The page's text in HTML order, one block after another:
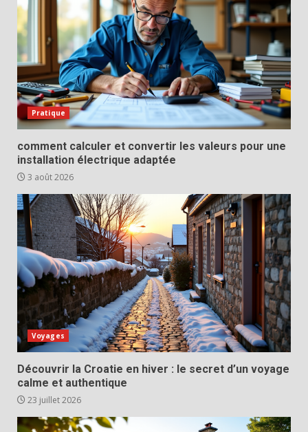
Pratique
comment calculer et convertir les valeurs pour une
installation électrique adaptée
3 août 2026
Voyages
Découvrir la Croatie en hiver : le secret d’un voyage
calme et authentique
23 juillet 2026